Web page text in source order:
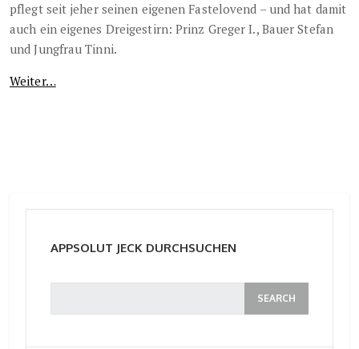
pflegt seit jeher seinen eigenen Fastelovend – und hat damit
auch ein eigenes Dreigestirn: Prinz Greger I., Bauer Stefan
und Jungfrau Tinni.
Weiter…
APPSOLUT JECK DURCHSUCHEN